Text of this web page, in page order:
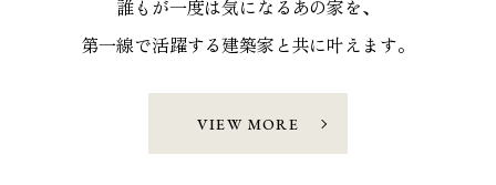
誰もが一度は気になるあの家を、
第一線で活躍する建築家と共に叶えます。
VIEW MORE